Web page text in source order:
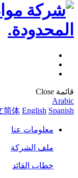
قائمة Close
Arabic
简体 English Spanish
معلومات عنا
ملف الشركة
خطاب القائد